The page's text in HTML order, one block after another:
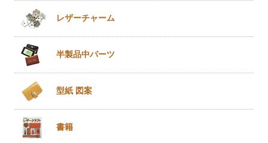
レザーチャーム
半製品中パーツ
型紙 図案
書籍